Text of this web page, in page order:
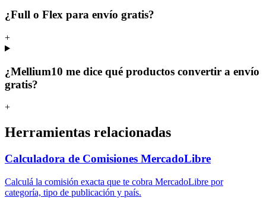
¿Full o Flex para envío gratis?
+
¿Mellium10 me dice qué productos convertir a envío
gratis?
+
Herramientas relacionadas
Calculadora de Comisiones MercadoLibre
Calculá la comisión exacta que te cobra MercadoLibre por
categoría, tipo de publicación y país.